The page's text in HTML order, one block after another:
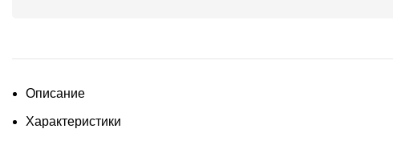
Описание
Характеристики